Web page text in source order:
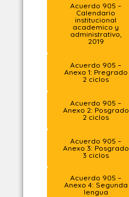
Acuerdo 905 –
Calendario
institucional
academico y
administrativo,
2019
Acuerdo 905 –
Anexo 1: Pregrado
2 ciclos
Acuerdo 905 –
Anexo 2: Posgrado
2 ciclos
Acuerdo 905 –
Anexo 3: Posgrado
3 ciclos
Acuerdo 905 –
Anexo 4: Segunda
lengua